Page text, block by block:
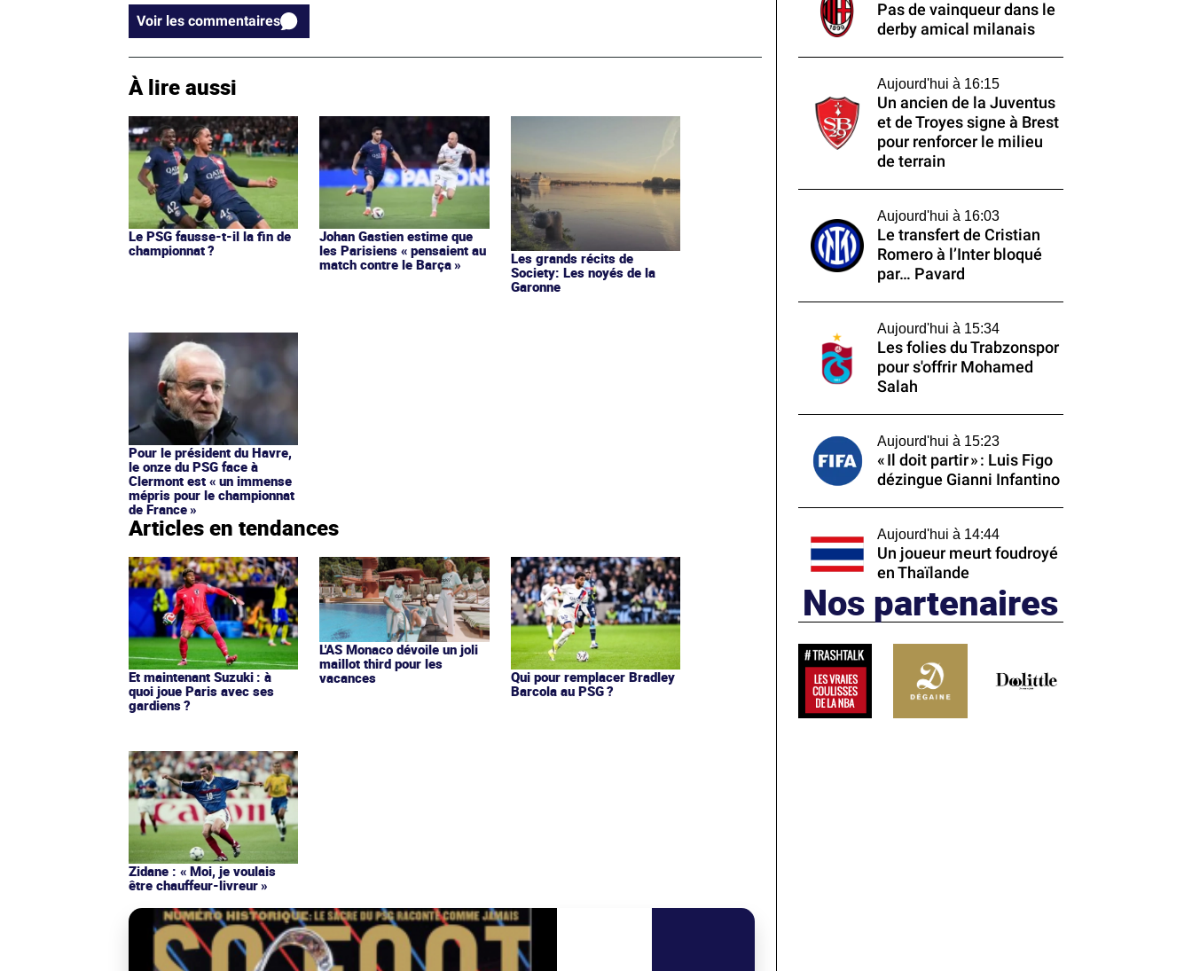
Voir les commentaires
À lire aussi
Le PSG fausse-t-il la fin de
championnat ?
Johan Gastien estime que
les Parisiens « pensaient au
match contre le Barça »
Les grands récits de
Society: Les noyés de la
Garonne
Pour le président du Havre,
le onze du PSG face à
Clermont est « un immense
mépris pour le championnat
de France »
Articles en tendances
Et maintenant Suzuki : à
quoi joue Paris avec ses
gardiens ?
L'AS Monaco dévoile un joli
maillot third pour les
vacances
Qui pour remplacer Bradley
Barcola au PSG ?
Zidane : « Moi, je voulais
être chauffeur-livreur »
Pas de vainqueur dans le
derby amical milanais
Aujourd'hui à 16:15
Un ancien de la Juventus
et de Troyes signe à Brest
pour renforcer le milieu
de terrain
Aujourd'hui à 16:03
Le transfert de Cristian
Romero à l’Inter bloqué
par… Pavard
Aujourd'hui à 15:34
Les folies du Trabzonspor
pour s'offrir Mohamed
Salah
Aujourd'hui à 15:23
« Il doit partir » : Luis Figo
dézingue Gianni Infantino
Aujourd'hui à 14:44
Un joueur meurt foudroyé
en Thaïlande
Nos partenaires